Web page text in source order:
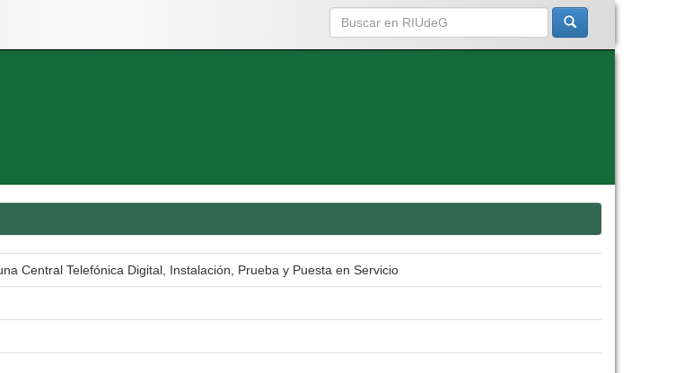
Central Telefónica Digital, Instalación, Prueba y Puesta en Servicio